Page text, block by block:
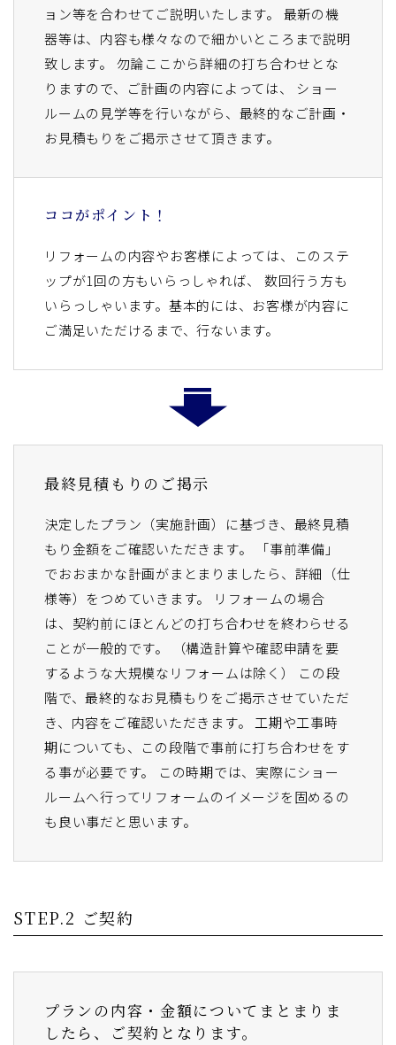
ョン等を合わせてご説明いたします。 最新の機
器等は、内容も様々なので細かいところまで説明
致します。 勿論ここから詳細の打ち合わせとな
りますので、ご計画の内容によっては、 ショー
ルームの見学等を行いながら、最終的なご計画・
お見積もりをご掲示させて頂きます。
ココがポイント！
リフォームの内容やお客様によっては、このステ
ップが1回の方もいらっしゃれば、 数回行う方も
いらっしゃいます。基本的には、お客様が内容に
ご満足いただけるまで、行ないます。
最終見積もりのご掲示
決定したプラン（実施計画）に基づき、最終見積
もり金額をご確認いただきます。 「事前準備」
でおおまかな計画がまとまりましたら、詳細（仕
様等）をつめていきます。 リフォームの場合
は、契約前にほとんどの打ち合わせを終わらせる
ことが一般的です。 （構造計算や確認申請を要
するような大規模なリフォームは除く） この段
階で、最終的なお見積もりをご掲示させていただ
き、内容をご確認いただきます。 工期や工事時
期についても、この段階で事前に打ち合わせをす
る事が必要です。 この時期では、実際にショー
ルームへ行ってリフォームのイメージを固めるの
も良い事だと思います。
STEP.2 ご契約
プランの内容・金額についてまとまりま
したら、ご契約となります。